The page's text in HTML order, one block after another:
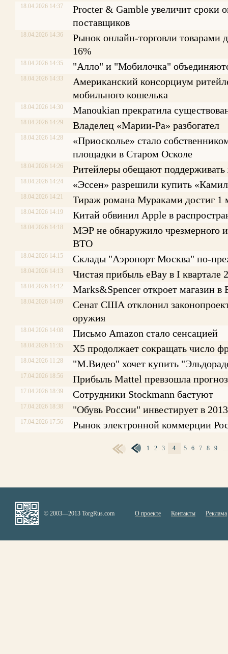
18.04.2026 14:37
Procter & Gamble увеличит сроки
поставщиков
18.04.2026 14:36
Рынок oнлайн-торговли товарами
16%
18.04.2026 14:35 "Алло" и "Мобилочка"
18.04.2026 14:33
Американский консорциум
мобильного кошелька
18.04.2026 14:30 Manoukian прекратила
18.04.2026 14:29 Владелец «Марии-Ра» разбогател
18.04.2026 14:28
«Приосколье» стало
площадки в Старом Осколе
18.04.2026 14:26 Ритейлеры обещают поддерживать
18.04.2026 14:24 «Эссен» разрешили купить
18.04.2026 14:21 Тираж романа Мураками достиг 1
18.04.2026 14:19 Китай обвинил Apple в
18.04.2026 14:18
МЭР не обнаружило чрезмерного
ВТО
18.04.2026 14:15 Склады "Аэропорт Москва" по-
18.04.2026 14:13 Чистая прибыль eBay в I квартале
18.04.2026 14:12 Marks&Spencer откроет магазин в
18.04.2026 14:09
Сенат США отклонил
оружия
18.04.2026 14:08 Письмо Amazon стало сенсацией
18.04.2026 11:35 Х5 продолжает сокращать число
18.04.2026 11:28 "М.Видео" хочет купить
17.04.2026 18:56 Прибыль Mattel превзошла
17.04.2026 18:39 Сотрудники Stockmann бастуют
17.04.2026 18:38 "Обувь России" инвестирует в
17.04.2026 17:56 Рынок электронной коммерции
1 2 3 4 5 6 7 8 9
© 2003—2013 TorgRus.com О проекте Контакты Реклама